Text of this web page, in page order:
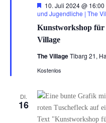
Kunstworkshop für
Village
Hervorgehoben
10. Juli 2024 @ 16:00
und Jugendliche | The
The VillageTibarg 21,
Kostenlos
DI.
16